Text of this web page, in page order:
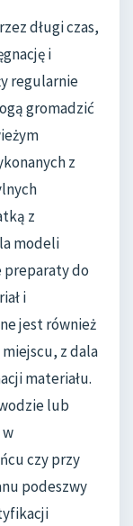
długi czas,
i
regularnie
gromadzić
z
z
modeli
preparaty do
i
jest również
z dala
materiału.
lub
w
czy przy
podeszwy